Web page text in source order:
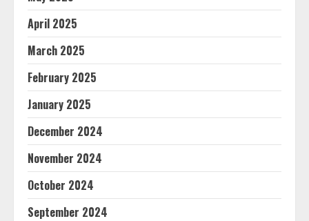
April 2025
March 2025
February 2025
January 2025
December 2024
November 2024
October 2024
September 2024